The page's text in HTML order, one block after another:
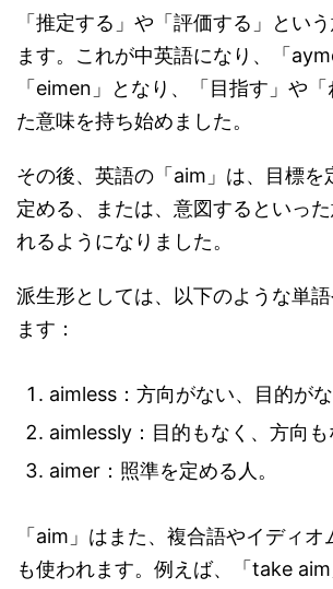
「推定する」や「評価する」とい
ます。これが中英語になり、「
「eimen」となり、「目指す」や
た意味を持ち始めました。
その後、英語の「aim」は、目標を
定める、または、意図するといっ
れるようになりました。
派生形としては、以下のような単
ます：
aimless：方向がない、目的がな
aimlessly：目的もなく、方向も
aimer：照準を定める人。
「aim」はまた、複合語やイディオ
も使われます。例えば、「take